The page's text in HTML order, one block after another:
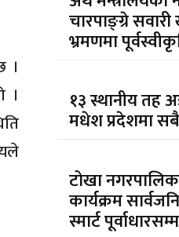
।
।
चारपाङ्ग्रे
भ्रमणमा
१३ स्थानीय तह
मधेश प्रदेशमा
टोखा
कार्यक्रम
स्मार्ट